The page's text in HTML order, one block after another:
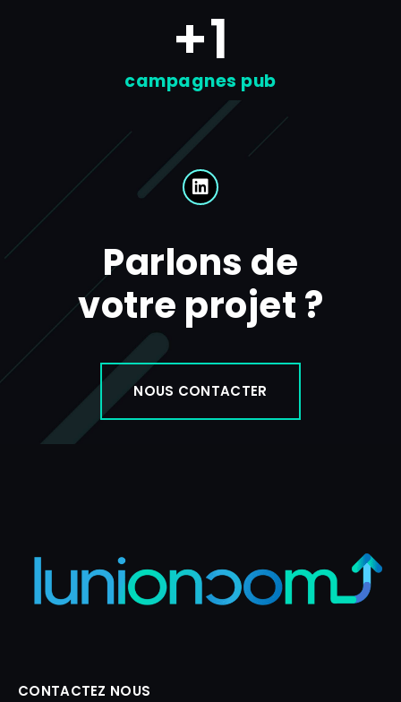
campagnes pub
+1
L
i
e
d
n
Parlons de
votre projet ?
NOUS CONTACTER
CONTACTEZ NOUS